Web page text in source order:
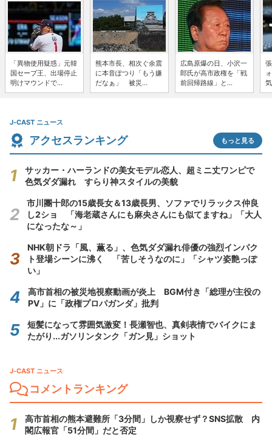
「異物使用疑惑」元韓
国セーブ王、出場停止
明けマウンドで...
熊本市長、相次ぐ余震
に本音ぽつり「もう嫌
だなぁ」 被災...
広島原爆の日、小沢一
郎氏が高市政権を「戦
前回帰路線」と...
J-CAST ニュース
アクセスランキング もっと見る
サッカー・ハーランドの美女モデル恋人、超ミニ丈ワンピで
色気ダダ漏れ すらり神スタイルの美貌
市川團十郎の15歳長女＆13歳長男、ソファでリラックス仲良
し2ショ 「海老蔵さんにも麻央さんにも似てますね」「大人
になったな～」
NHK朝ドラ「風、薫る」、色気ダダ漏れ俳優の強烈インパク
ト登場シーンに沸く 「苦しそうなのに」「シャツ姿艶っぽ
い」
高市首相の被災地視察動画が炎上 BGM付き「総理が主役の
PV」に「政権プロパガンダ」批判
短髪になって雰囲気激変！長瀬智也、真剣表情でバイクにま
たがり...ガソリンタンク「ガン見」ショット
J-CAST ニュース
コメントランキング
高市首相の熊本避難所「3分間」しか視察せず？SNS拡散 内
閣広報官「51分間」だと否定